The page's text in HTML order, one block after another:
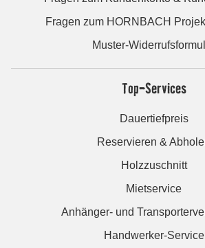
Fragen zum HORNBACH
Muster-
Top-Services
Dauertiefpreis
Reservieren &
Holzzuschnitt
Mietservice
Anhänger- und
Handwerker-Service